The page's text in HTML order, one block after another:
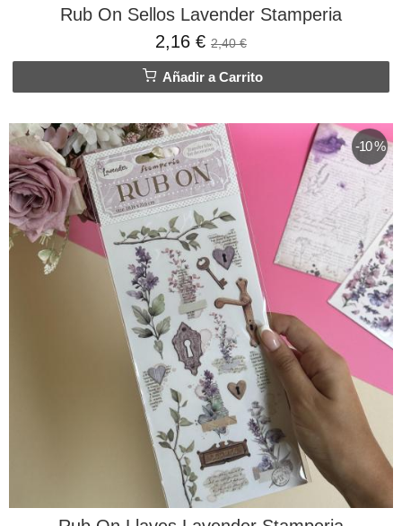
Rub On Sellos Lavender Stamperia
2,16 € 2,40 €
Añadir a Carrito
-10 %